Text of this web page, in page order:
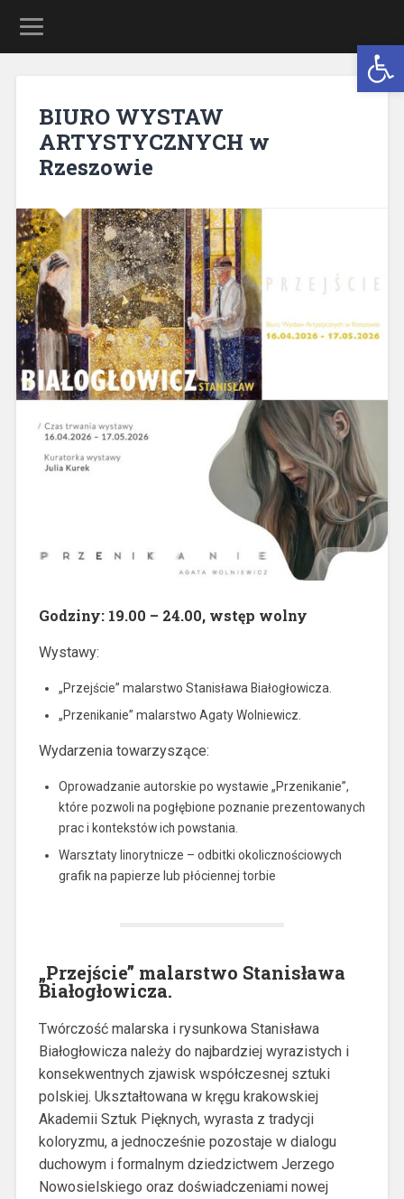
BIURO WYSTAW
ARTYSTYCZNYCH w
Rzeszowie
Godziny: 19.00 – 24.00, wstęp wolny
Wystawy:
„Przejście” malarstwo Stanisława Białogłowicza.
„Przenikanie” malarstwo Agaty Wolniewicz.
Wydarzenia towarzyszące:
Oprowadzanie autorskie po wystawie „Przenikanie”,
które pozwoli na pogłębione poznanie prezentowanych
prac i kontekstów ich powstania.
Warsztaty linorytnicze – odbitki okolicznościowych
grafik na papierze lub płóciennej torbie
„Przejście” malarstwo Stanisława
Białogłowicza.
Twórczość malarska i rysunkowa Stanisława
Białogłowicza należy do najbardziej wyrazistych i
konsekwentnych zjawisk współczesnej sztuki
polskiej. Ukształtowana w kręgu krakowskiej
Akademii Sztuk Pięknych, wyrasta z tradycji
koloryzmu, a jednocześnie pozostaje w dialogu
duchowym i formalnym dziedzictwem Jerzego
Nowosielskiego oraz doświadczeniami nowej